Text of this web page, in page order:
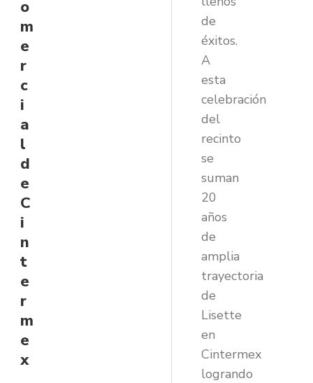
o
m
e
r
c
i
a
l
d
e
C
i
n
t
e
r
m
e
x
de
éxitos.
A
esta
celebración
del
recinto
se
suman
20
años
de
amplia
trayectoria
de
Lisette
en
Cintermex
logrando